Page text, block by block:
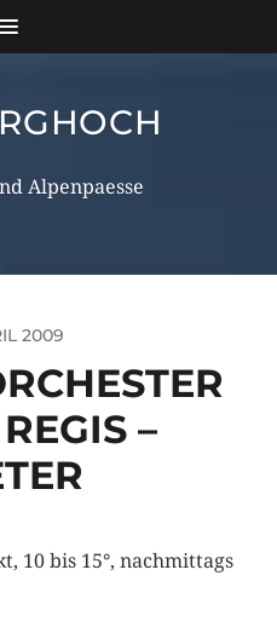
Alpenpaesse
2009
–
10 bis 15°, nachmittags